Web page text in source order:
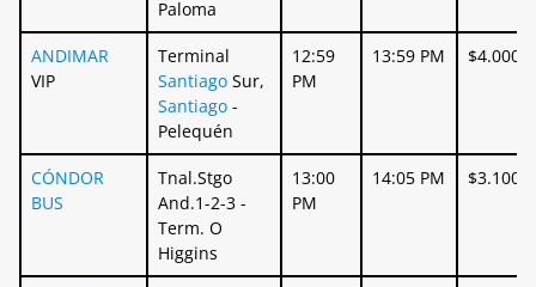
Paloma
ANDIMAR
VIP
Terminal
Santiago Sur,
Santiago -
Pelequén
12:59
PM
13:59 PM $4.000
CÓNDOR
BUS
Tnal.Stgo
And.1-2-3 -
Term. O
Higgins
13:00
PM
14:05 PM $3.100